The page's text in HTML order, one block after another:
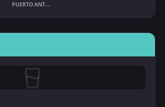
PUERTO ANTONIO